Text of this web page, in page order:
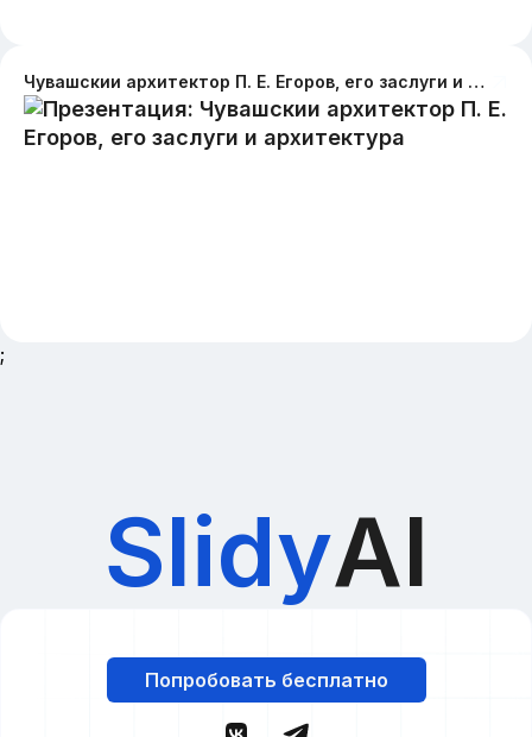
Чувашскии архитектор П. Е. Егоров, его заслуги и архитектура
;
SlidyAI
Попробовать бесплатно